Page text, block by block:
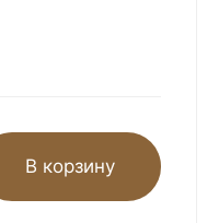
В корзину